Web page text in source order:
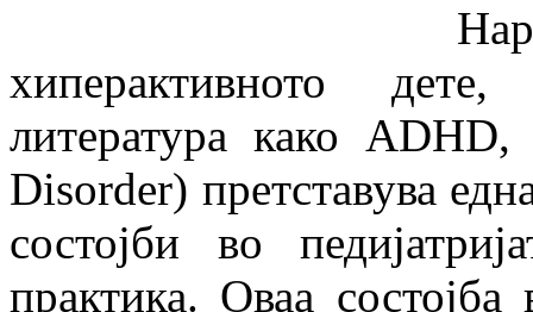
Нарушување
хиперактивното
литература како
Disorder) претставува
состојби во
практика. Оваа